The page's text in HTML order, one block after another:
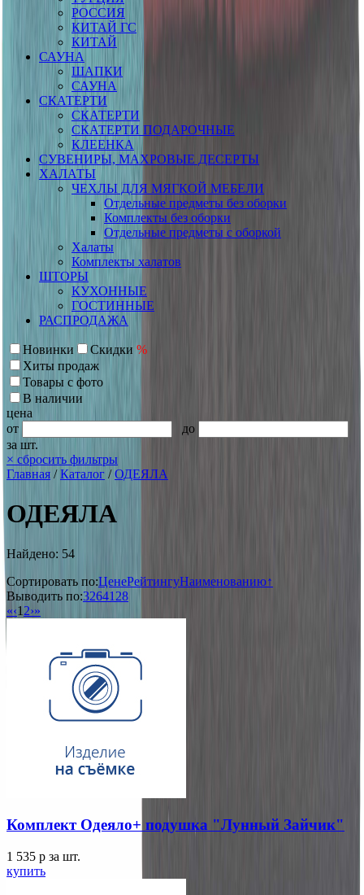
РОССИЯ
КИТАЙ ГС
КИТАЙ
САУНА
ШАПКИ
САУНА
СКАТЕРТИ
СКАТЕРТИ
СКАТЕРТИ ПОДАРОЧНЫЕ
КЛЕЕНКА
СУВЕНИРЫ, МАХРОВЫЕ ДЕСЕРТЫ
ХАЛАТЫ
ЧЕХЛЫ ДЛЯ МЯГКОЙ МЕБЕЛИ
Отдельные предметы без оборки
Комплекты без оборки
Отдельные предметы с оборкой
Халаты
Комплекты халатов
ШТОРЫ
КУХОННЫЕ
ГОСТИННЫЕ
РАСПРОДАЖА
Новинки Скидки %
Хиты продаж
Товары с фото
В наличии
цена
от
до
за шт.
× сбросить фильтры
Главная /Каталог /ОДЕЯЛА
ОДЕЯЛА
Найдено: 54
Сортировать по:ЦенеРейтингуНаименованию↑
Выводить по:3264128
«‹1 2›»
Комплект Одеяло+ подушка "Лунный Зайчик"
1 535 p за шт.
купить